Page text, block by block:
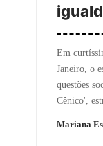
Em
Janeiro, o
questões
Cênico',
Mariana